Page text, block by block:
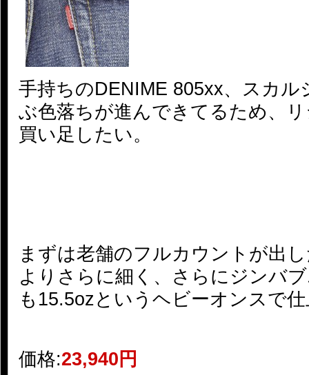
手持ちのDENIME 805xx、スカ
ぶ色落ちが進んできてるため、
買い足したい。
まずは老舗のフルカウントが出
よりさらに細く、さらにジンバ
も15.5ozというヘビーオンスで
価格:23,940円